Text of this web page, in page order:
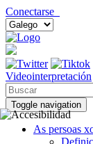
Conectarse
Videointerpretación
Toggle navigation
As persoas